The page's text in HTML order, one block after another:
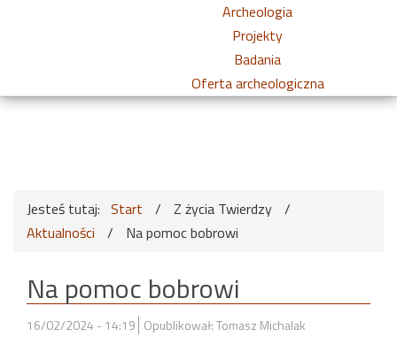
Archeologia
Projekty
Badania
Oferta archeologiczna
Jesteś tutaj: Start / Z życia Twierdzy /
Aktualności
/ Na pomoc bobrowi
Na pomoc bobrowi
16/02/2024 - 14:19 Opublikował: Tomasz Michalak